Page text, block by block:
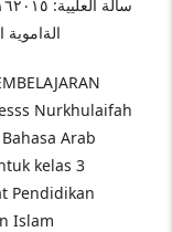
Nurkhulaifah
Arab
kelas 3
Pendidikan
Islam